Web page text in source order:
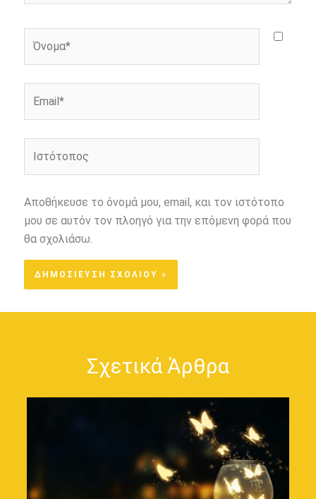
Αποθήκευσε το όνομά μου, email, και τον ιστότοπο
μου σε αυτόν τον πλοηγό για την επόμενη φορά που
θα σχολιάσω.
Σχετικά Άρθρα